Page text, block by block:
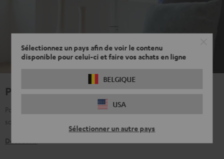
Sélectionnez un pays afin de voir le contenu
disponible pour celui-ci et faire vos achats en ligne
BELGIQUE
USA
Sélectionner un autre pays
Pour un vrai son surround
Pour toutes celles et ceux qui ne veulent pas faire de compromis et
souhaitent le meilleur son pour leurs musiques, films et jeux.
Découvrir